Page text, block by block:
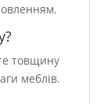
товщину
меблів.